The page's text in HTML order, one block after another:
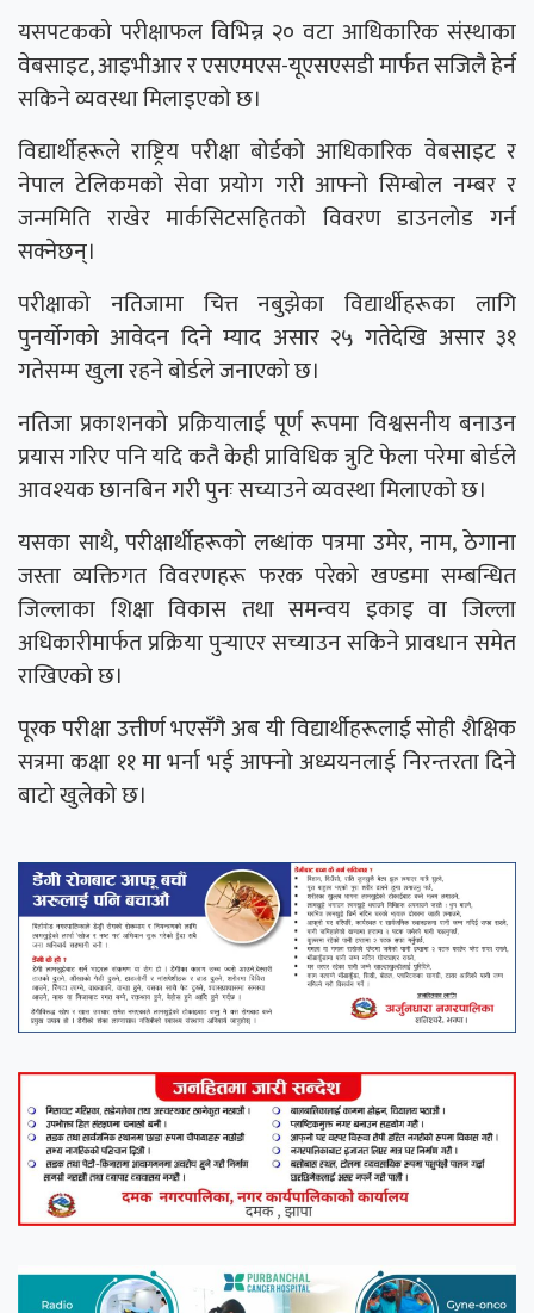
यसपटकको परीक्षाफल विभिन्न २० वटा आधिकारिक संस्थाका
वेबसाइट, आइभीआर र एसएमएस-यूएसएसडी मार्फत सजिलै हेर्न
सकिने व्यवस्था मिलाइएको छ।
विद्यार्थीहरूले राष्ट्रिय परीक्षा बोर्डको आधिकारिक वेबसाइट र
नेपाल टेलिकमको सेवा प्रयोग गरी आफ्नो सिम्बोल नम्बर र
जन्ममिति राखेर मार्कसिटसहितको विवरण डाउनलोड गर्न
सक्नेछन्।
परीक्षाको नतिजामा चित्त नबुझेका विद्यार्थीहरूका लागि
पुनर्योगको आवेदन दिने म्याद असार २५ गतेदेखि असार ३१
गतेसम्म खुला रहने बोर्डले जनाएको छ।
नतिजा प्रकाशनको प्रक्रियालाई पूर्ण रूपमा विश्वसनीय बनाउन
प्रयास गरिए पनि यदि कतै केही प्राविधिक त्रुटि फेला परेमा बोर्डले
आवश्यक छानबिन गरी पुनः सच्याउने व्यवस्था मिलाएको छ।
यसका साथै, परीक्षार्थीहरूको लब्धांक पत्रमा उमेर, नाम, ठेगाना
जस्ता व्यक्तिगत विवरणहरू फरक परेको खण्डमा सम्बन्धित
जिल्लाका शिक्षा विकास तथा समन्वय इकाइ वा जिल्ला
अधिकारीमार्फत प्रक्रिया पुर्‍याएर सच्याउन सकिने प्रावधान समेत
राखिएको छ।
पूरक परीक्षा उत्तीर्ण भएसँगै अब यी विद्यार्थीहरूलाई सोही शैक्षिक
सत्रमा कक्षा ११ मा भर्ना भई आफ्नो अध्ययनलाई निरन्तरता दिने
बाटो खुलेको छ।